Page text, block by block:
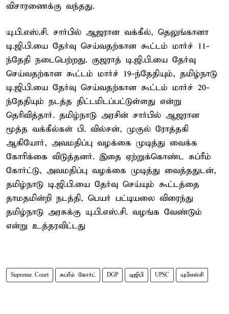
விசாரணைக்கு வந்தது.
யு.பி.எஸ்.சி. சார்பில் ஆஜரான வக்கீல், தெலுங்கானா
டி.ஜி.பி.யை தேர்வு செய்வதற்கான கூட்டம் மார்ச் 11-
ந்தேதி நடைபெற்றது. குஜராத் டி.ஜி.பி.யை தேர்வு
செய்வதற்கான கூட்டம் மார்ச் 19-ந்தேதியும், தமிழ்நாடு
டி.ஜி.பி.யை தேர்வு செய்வதற்கான கூட்டம் மார்ச் 20-
ந்தேதியும் நடத்த திட்டமிடப்பட்டுள்ளது என்று
தெரிவித்தார். தமிழ்நாடு அரசின் சார்பில் ஆஜரான
மூத்த வக்கீல்கள் பி. வில்சன், முகுல் ரோத்தகி
ஆகியோர், அவமதிப்பு வழக்கை முடித்து வைக்க
கோரிக்கை விடுத்தனர். இதை ஏற்றுக்கொண்ட சுப்ரீம்
கோர்ட்டு, அவமதிப்பு வழக்கை முடித்து வைத்ததுடன்,
தமிழ்நாடு டி.ஜி.பி.யை தேர்வு செய்யும் கூட்டத்தை
தாமதமின்றி நடத்தி, பெயர் பட்டியலை விரைந்து
தமிழ்நாடு அரசுக்கு யு.பி.எஸ்.சி. வழங்க வேண்டும்
என்று உத்தரவிட்டது
Supreme Court சுப்ரீம் கோர்ட் DGP டிஜிபி UPSC யுபிஎஸ்சி